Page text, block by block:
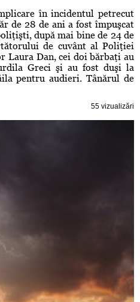
în incidentul petrecut
de 28 de ani a fost împuşcat
după mai bine de 24 de
de cuvânt al Poliţiei
Laura Dan, cei doi bărbaţi au
Greci şi au fost duşi la
pentru audieri. Tânărul de
55 vizualizări